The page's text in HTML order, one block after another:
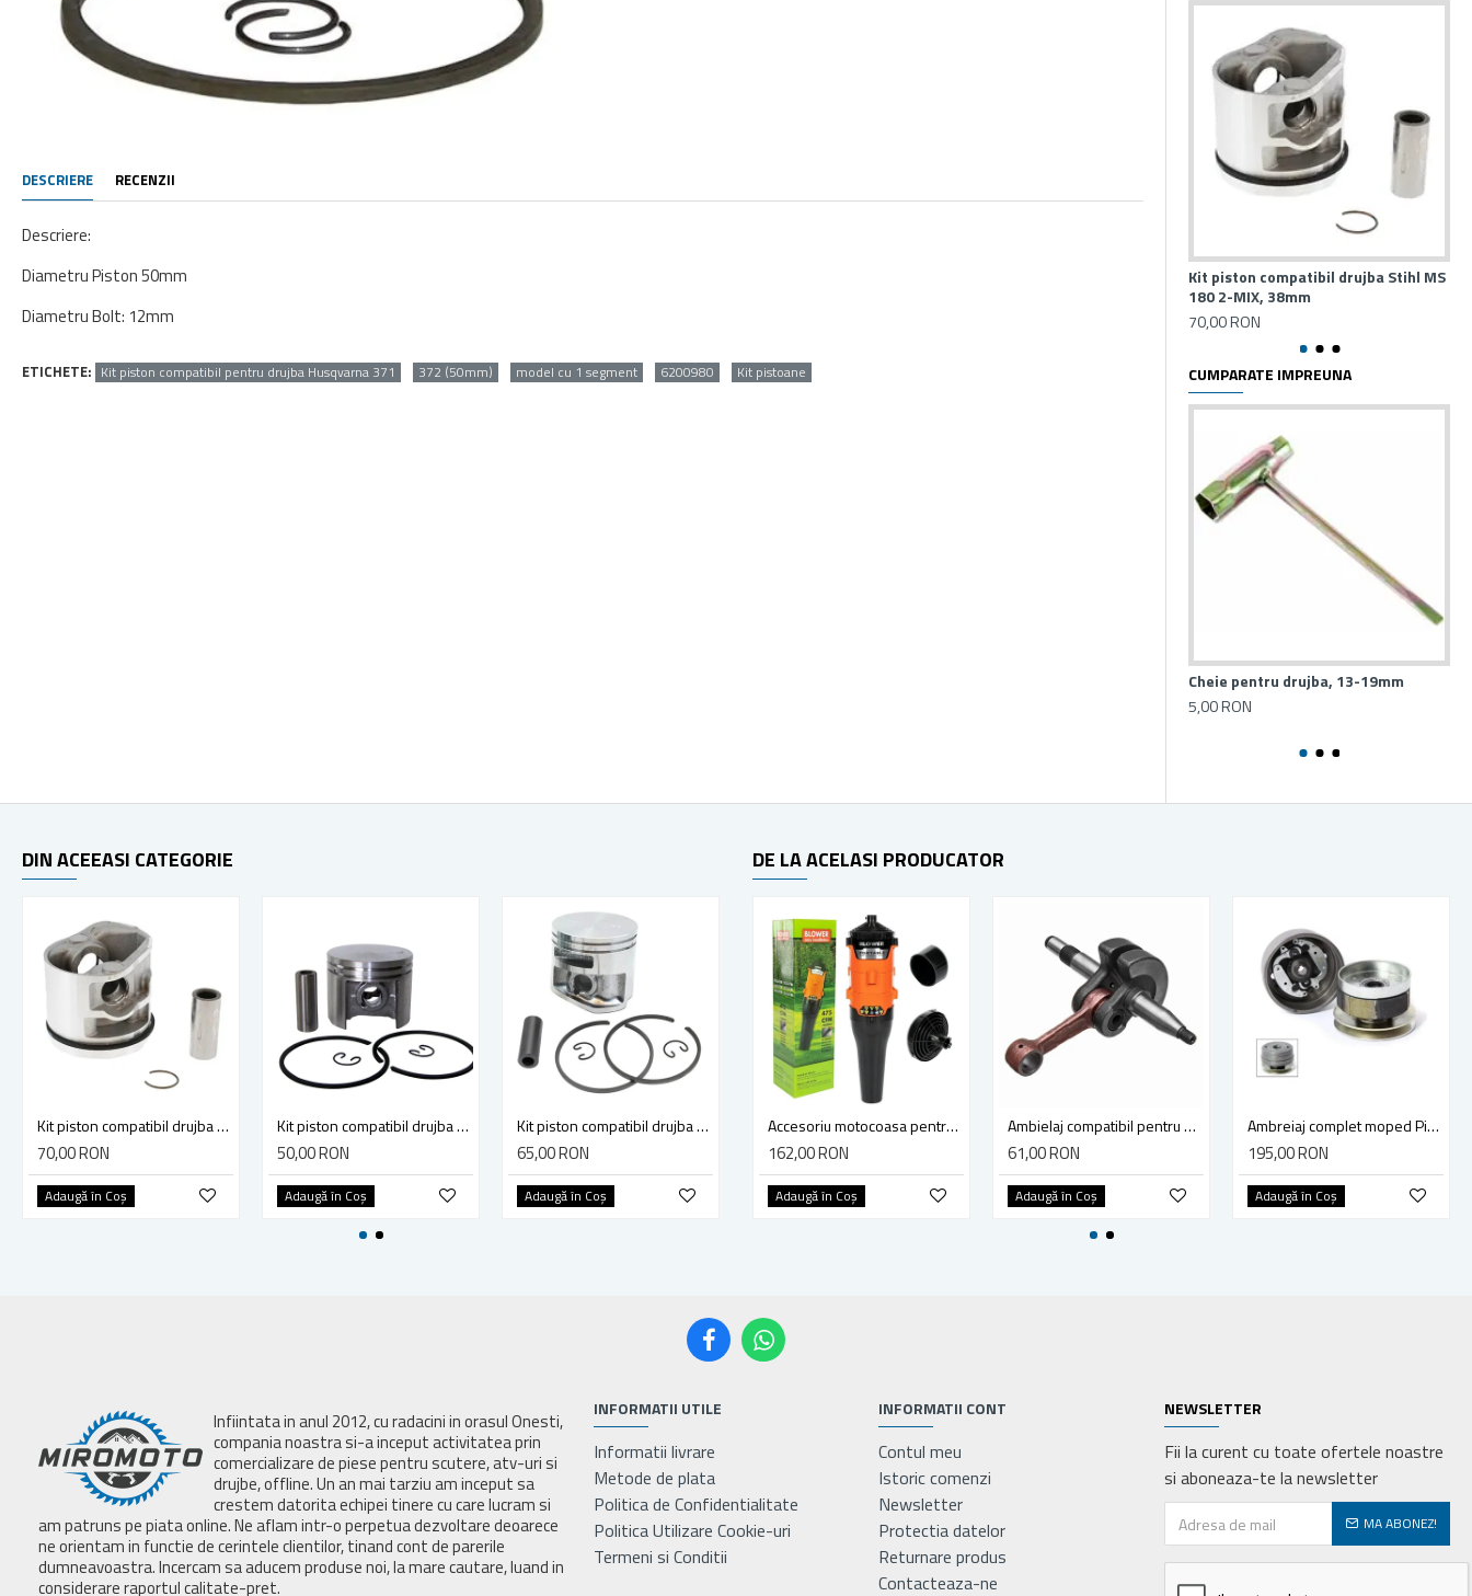
DESCRIERE RECENZII
Descriere:
Diametru Piston 50mm
Diametru Bolt: 12mm
ETICHETE: Kit piston compatibil pentru drujba Husqvarna 371 372 (50mm) model cu 1 segment 6200980 Kit pistoane
Kit piston compatibil drujba Stihl MS
180 2-MIX, 38mm
70,00 RON
CUMPARATE IMPREUNA
Cheie pentru drujba, 13-19mm
5,00 RON
DIN ACEEASI CATEGORIE
Kit piston compatibil drujba Stihl MS 180 2-MIX, 38mm
70,00 RON
Adaugă în Coş
Kit piston compatibil drujba Stihl MS 210, MS 230, 021, 023 (40mm)
50,00 RON
Adaugă în Coş
Kit piston compatibil drujba Stihl MS 231, MS 231C (41.5mm) Golf
65,00 RON
Adaugă în Coş
Kit piston compatibil drujba Stihl MS 240, 024 (42 mm)
32,00 RON
Adaugă în Coş
Kit piston compatibil drujba Stihl MS 261, MS 271, diametru 44.7mm (cal. 2)
50,00 RON
Adaugă în Coş
DE LA ACELASI PRODUCATOR
Accesoriu motocoasa pentru suflat frunze, Blade, 13.5 m3/minut, diametru teava 28mm - Tija 9 dinti
162,00 RON
Adaugă în Coş
Ambielaj compatibil pentru drujba Husqvarna 365, 371, 372
61,00 RON
Adaugă în Coş
Ambreiaj complet moped Piaggio Ciao spate, model mare
195,00 RON
Adaugă în Coş
Infiintata in anul 2012, cu radacini in orasul Onesti,
compania noastra si-a inceput activitatea prin
comercializare de piese pentru scutere, atv-uri si
drujbe, offline. Un an mai tarziu am inceput sa
crestem datorita echipei tinere cu care lucram si
am patruns pe piata online. Ne aflam intr-o perpetua dezvoltare deoarece
ne orientam in functie de cerintele clientilor, tinand cont de parerile
dumneavoastra. Incercam sa aducem produse noi, la mare cautare, luand in
considerare raportul calitate-pret.
INFORMATII UTILE
Informatii livrare
Metode de plata
Politica de Confidentialitate
Politica Utilizare Cookie-uri
Termeni si Conditii
INFORMATII CONT
Contul meu
Istoric comenzi
Newsletter
Protectia datelor
Returnare produs
Contacteaza-ne
NEWSLETTER
Fii la curent cu toate ofertele noastre
si aboneaza-te la newsletter
MA ABONEZ!